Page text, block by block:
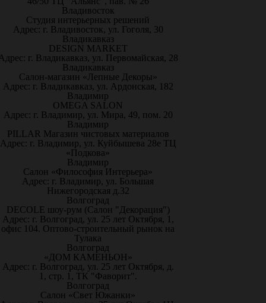
Владивосток
Студия интерьерных решений
Адрес: г. Владивосток, ул. Гоголя, 30
Владикавказ
DESIGN MARKET
г. Владикавказ, ул. Первомайская, 28
Владикавказ
Салон-магазин «Лепные Декоры»
Адрес: г. Владикавказ, ул. Ардонская, 182
Владимир
OMEGA SALON
Адрес: г. Владимир, ул. Мира, 49, пом. 20
Владимир
PILLAR Магазин чистовых материалов
Адрес: г. Владимир, ул. Куйбышева 28е ТЦ
«Подкова»
Владимир
Салон «Философия Интерьера»
Адрес: г. Владимир, ул. Большая
Нижегородская д.32
Волгоград
DECOLE шоу-рум (Салон "Декорация")
Адрес: г. Волгоград, ул. 25 лет Октября, 1,
офис 104. Оптово-строительный рынок на
Тулака
Волгоград
«ДОМ КАМЕНЬОН»
Адрес: г. Волгоград, ул. 25 лет Октября, д.
1, стр. 1, ТК "Фаворит".
Волгоград
Салон «Свет Южанки»